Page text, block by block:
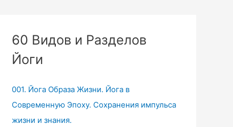
60 Видов и Разделов
Йоги
001. Йога Образа Жизни. Йога в
Современную Эпоху. Сохранения импульса
жизни и знания.